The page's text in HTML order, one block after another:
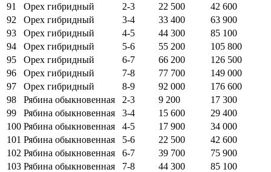
91
Орех гибридный 2-3 22 500
42 600
92
Орех гибридный 3-4 33 400
63 900
93
Орех гибридный 4-5 44 300
85 100
94
Орех гибридный 5-6 55 200
105 800
95
Орех гибридный 6-7 66 200
126 500
96
Орех гибридный 7-8 77 700
149 000
97
Орех гибридный 8-9 92 000
176 600
98
Рябина обыкновенная 2-3 9 200
17 300
99
Рябина обыкновенная 3-4 15 600
29 400
100 Рябина обыкновенная 4-5 17 900
34 000
101 Рябина обыкновенная 5-6 22 500
42 600
102 Рябина обыкновенная 6-7 39 700
75 900
103 Рябина обыкновенная 7-8 44 300
85 100